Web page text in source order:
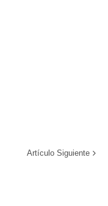
Artículo Siguiente